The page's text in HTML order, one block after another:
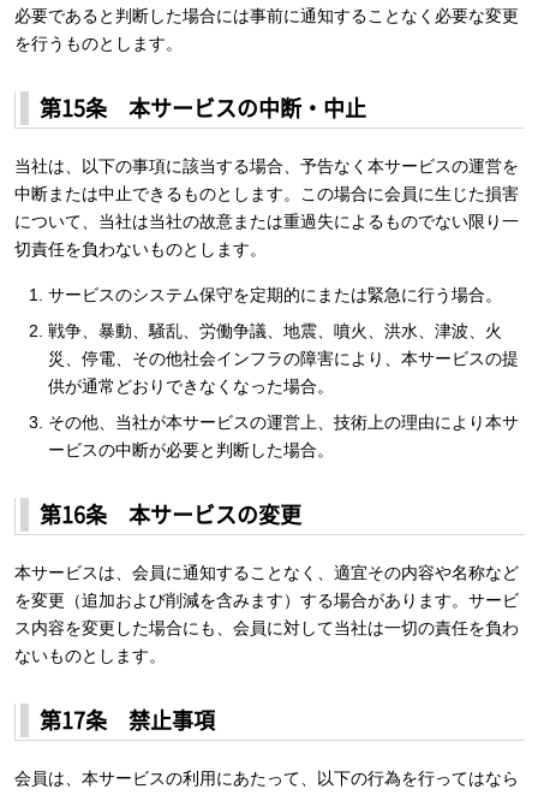
必要であると判断した場合には事前に通知することなく必要な変更
を行うものとします。
第15条 本サービスの中断・中止
当社は、以下の事項に該当する場合、予告なく本サービスの運営を
中断または中止できるものとします。この場合に会員に生じた損害
について、当社は当社の故意または重過失によるものでない限り一
切責任を負わないものとします。
サービスのシステム保守を定期的にまたは緊急に行う場合。
戦争、暴動、騒乱、労働争議、地震、噴火、洪水、津波、火
災、停電、その他社会インフラの障害により、本サービスの提
供が通常どおりできなくなった場合。
その他、当社が本サービスの運営上、技術上の理由により本サ
ービスの中断が必要と判断した場合。
第16条 本サービスの変更
本サービスは、会員に通知することなく、適宜その内容や名称など
を変更（追加および削減を含みます）する場合があります。サービ
ス内容を変更した場合にも、会員に対して当社は一切の責任を負わ
ないものとします。
第17条 禁止事項
会員は、本サービスの利用にあたって、以下の行為を行ってはなら